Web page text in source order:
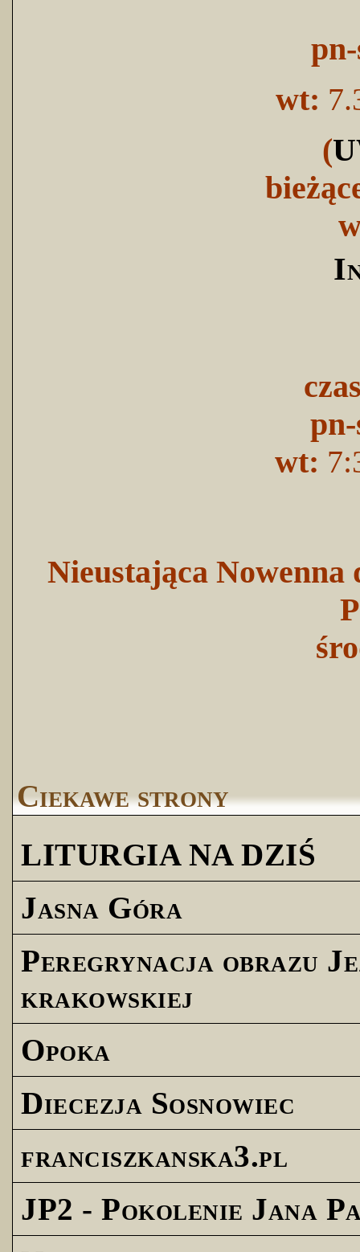
wt:
(
wt:
Nieustająca
Ciekawe strony
LITURGIA NA DZIŚ
Jasna Góra
Peregrynacja obrazu
krakowskiej
Opoka
Diecezja Sosnowiec
franciszkanska3.pl
JP2 - Pokolenie Jana